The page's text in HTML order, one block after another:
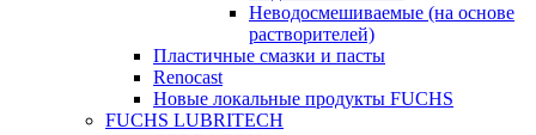
Неводосмешиваемые (на основе
растворителей)
Пластичные смазки и пасты
Renocast
Новые локальные продукты FUCHS
FUCHS LUBRITECH